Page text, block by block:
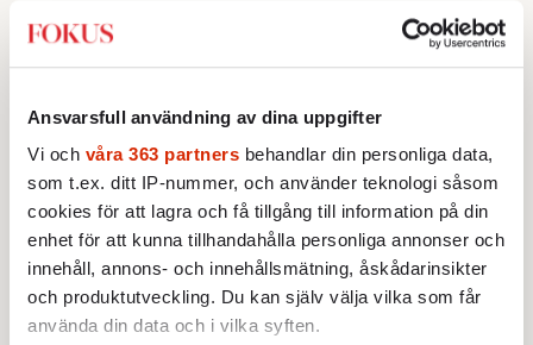
Ansvarsfull användning av dina uppgifter
Vi och våra 363 partners behandlar din personliga data,
som t.ex. ditt IP-nummer, och använder teknologi såsom
cookies för att lagra och få tillgång till information på din
enhet för att kunna tillhandahålla personliga annonser och
innehåll, annons- och innehållsmätning, åskådarinsikter
och produktutveckling. Du kan själv välja vilka som får
använda din data och i vilka syften.
Testa vår valkompass 2026!